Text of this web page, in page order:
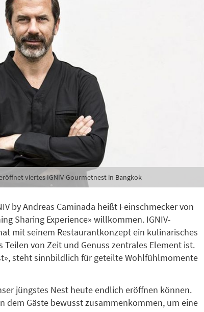
viertes IGNIV-Gourmetnest in Bangkok
by Andreas Caminada heißt Feinschmecker von
Sharing Experience» willkommen. IGNIV-
mit seinem Restaurantkonzept ein kulinarisches
Teilen von Zeit und Genuss zentrales Element ist.
steht sinnbildlich für geteilte Wohlfühlmomente
jüngstes Nest heute endlich eröffnen können.
dem Gäste bewusst zusammenkommen, um eine